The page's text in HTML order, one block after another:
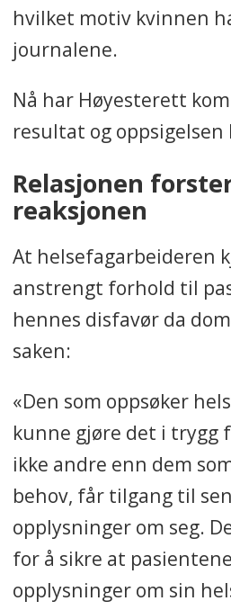
hvilket motiv kvinnen
journalene.
Nå har Høyesterett
resultat og
Relasjonen
reaksjonen
At helsefagarbeideren
anstrengt forhold til
hennes disfavør da
saken:
«Den som oppsøker
kunne gjøre det i trygg
ikke andre enn dem
behov, får tilgang til
opplysninger om seg.
for å sikre at
opplysninger om sin